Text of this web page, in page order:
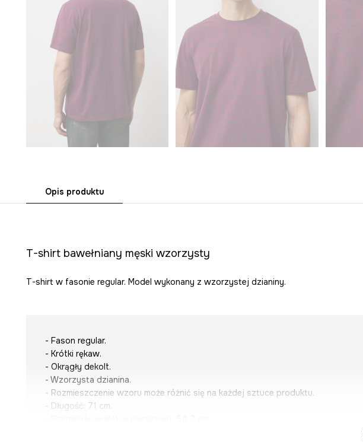
Opis produktu
T-shirt bawełniany męski wzorzysty
T-shirt w fasonie regular. Model wykonany z wzorzystej dzianiny.
- Fason regular.
- Krótki rękaw.
- Okrągły dekolt.
- Wzorzysta dzianina.
- Rozmieszczenie wzoru może różnić się na każdej sztuce produktu.
- Długość: 71 cm.